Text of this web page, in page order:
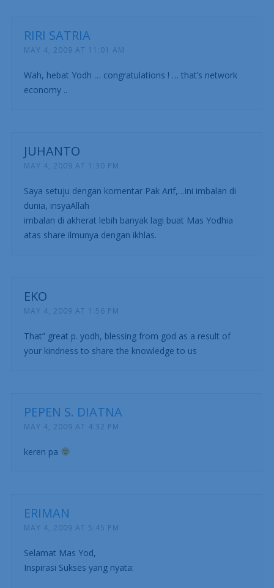
RIRI SATRIA
MAY 4, 2009 AT 11:01 AM
Wah, hebat Yodh … congratulations ! … that’s network
economy ..
JUHANTO
MAY 4, 2009 AT 1:30 PM
Saya setuju dengan komentar Pak Arif,…ini imbalan di
dunia, insyaAllah
imbalan di akherat lebih banyak lagi buat Mas Yodhia
atas share ilmunya dengan ikhlas.
EKO
MAY 4, 2009 AT 1:56 PM
That” great p. yodh, blessing from god as a result of
your kindness to share the knowledge to us
PEPEN S. DIATNA
MAY 4, 2009 AT 4:32 PM
keren pa
ERIMAN
MAY 4, 2009 AT 5:45 PM
Selamat Mas Yod,
Inspirasi Sukses yang nyata: